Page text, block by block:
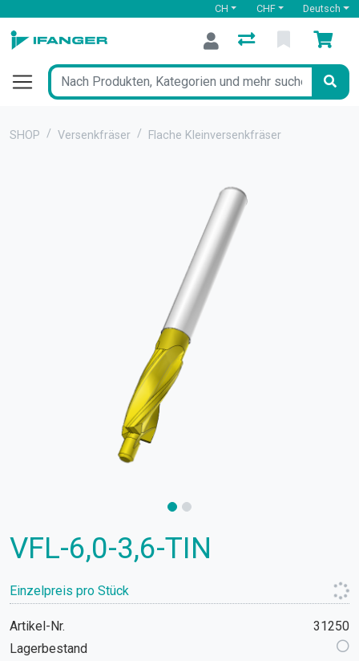
CH CHF Deutsch
SHOP Versenkfräser Flache Kleinversenkfräser
VFL-6,0-3,6-TIN
Einzelpreis pro Stück
Artikel-Nr.
31250
Lagerbestand